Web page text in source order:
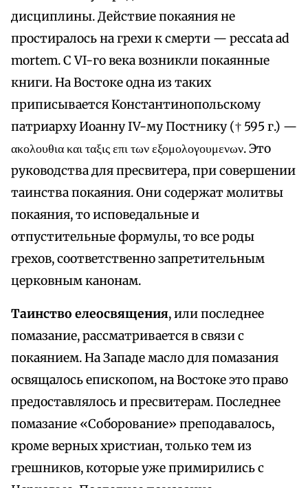
дисциплины. Действие покаяния не
простиралось на грехи к смерти — peccata ad
mortem. С VI-го века возникли покаянные
книги. На Востоке одна из таких
приписывается Константинопольскому
патриарху Иоанну IV-му Постнику († 595 г.) —
ακολουθια και ταξις επι των εξομολογουμενων. Это
руководства для пресвитера, при совершении
таинства покаяния. Они содержат молитвы
покаяния, то исповедальные и
отпустительные формулы, то все роды
грехов, соответственно запретительным
церковным канонам.
Таинство елеосвящения, или последнее
помазание, рассматривается в связи с
покаянием. На Западе масло для помазания
освящалось епископом, на Востоке это право
предоставлялось и пресвитерам. Последнее
помазание «Соборование» преподавалось,
кроме верных христиан, только тем из
грешников, которые уже примирились с